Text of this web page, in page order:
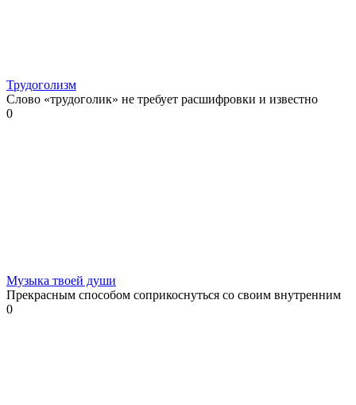
Трудоголизм
Слово «трудоголик» не требует расшифровки и известно
0
Музыка твоей души
Прекрасным способом соприкоснуться со своим внутренним
0